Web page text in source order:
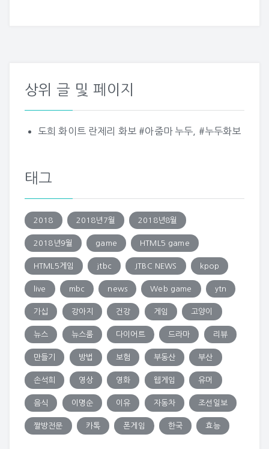
상위 글 및 페이지
도희 화이트 란제리 화보 #아줌마 누두, #누두화보
태그
2018 2018년7월 2018년8월
2018년9월 game HTML5 game
HTML5게임 jtbc JTBC NEWS kpop
live mbc news Web game ytn
가십 강아지 건강 게임 고양이
뉴스 뉴스룸 다이어트 드라마 리뷰
만들기 방법 보험 부동산 부산
손석희 영상 영화 웹게임 유머
음식 이명순 이유 자동차 조선일보
짤방전문 카톡 폰게임 한국 효능